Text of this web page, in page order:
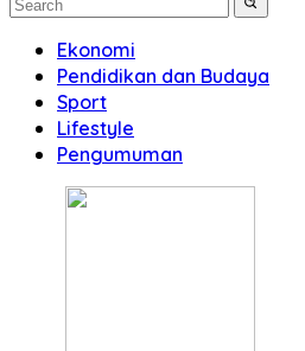
Ekonomi
Pendidikan dan Budaya
Sport
Lifestyle
Pengumuman